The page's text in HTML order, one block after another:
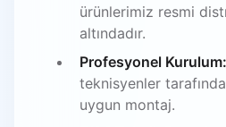
ürünlerimiz resmi
altındadır.
Profesyonel Kurulum:
teknisyenler
uygun montaj.